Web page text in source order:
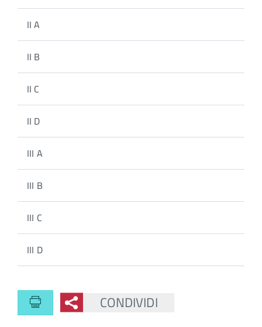
II A
II B
II C
II D
III A
III B
III C
III D
CONDIVIDI